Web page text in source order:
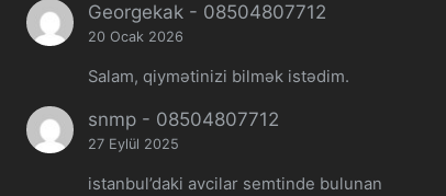
Georgekak- 08504807712
20 Ocak 2026
Salam, qiymətinizi bilmək istədim.
snmp- 08504807712
27 Eylül 2025
istanbul’daki avcilar semtinde bulunan